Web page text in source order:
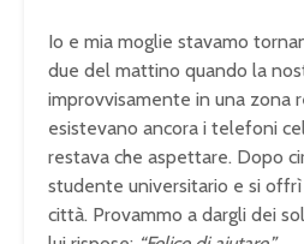
Io e mia moglie stavamo
due del mattino quando la
improvvisamente in una zona
esistevano ancora i telefoni
restava che aspettare. Dopo
studente universitario e si offrì
città. Provammo a dargli dei